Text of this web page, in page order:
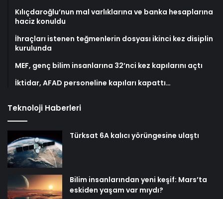
Kılıçdaroğlu’nun mal varlıklarına ve banka hesaplarına
haciz konuldu
İhraçları istenen teğmenlerin dosyası ikinci kez disiplin
kurulunda
MEF, genç bilim insanlarına 32’nci kez kapılarını açtı
İktidar, AFAD personeline kapıları kapattı…
Teknoloji Haberleri
Türksat 6A kalıcı yörüngesine ulaştı
Bilim insanlarından yeni keşif: Mars’ta
eskiden yaşam var mıydı?